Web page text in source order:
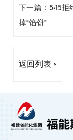
下一篇：5•15
掉“馅饼”
返回列表 >